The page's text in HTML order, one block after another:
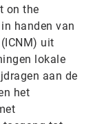
on the
handen van
uit
lokale
aan de
het